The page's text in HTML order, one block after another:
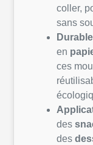
coller,
sans
en
ces
des
des